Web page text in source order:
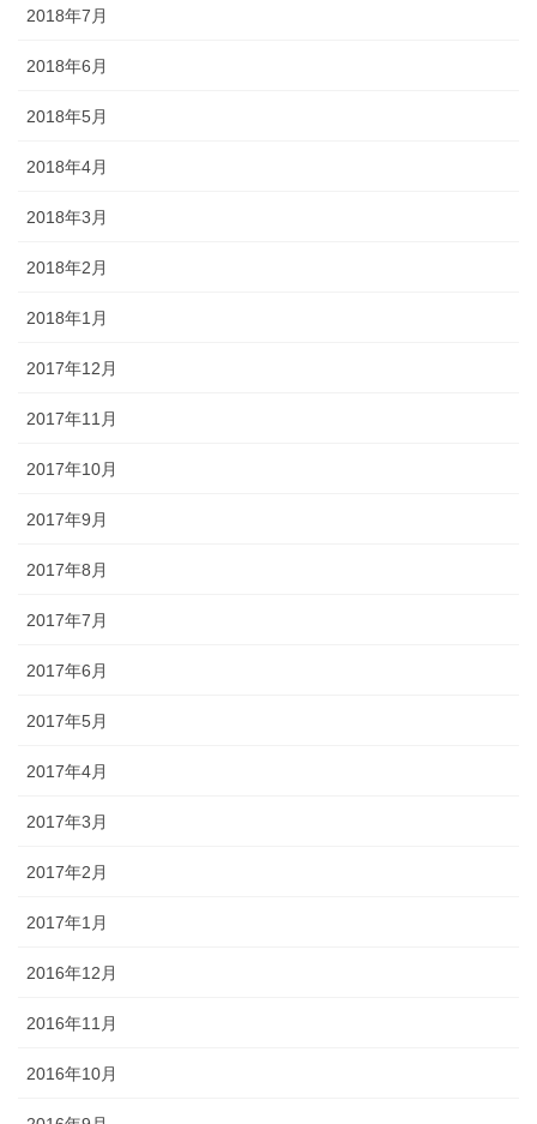
2018年7月
2018年6月
2018年5月
2018年4月
2018年3月
2018年2月
2018年1月
2017年12月
2017年11月
2017年10月
2017年9月
2017年8月
2017年7月
2017年6月
2017年5月
2017年4月
2017年3月
2017年2月
2017年1月
2016年12月
2016年11月
2016年10月